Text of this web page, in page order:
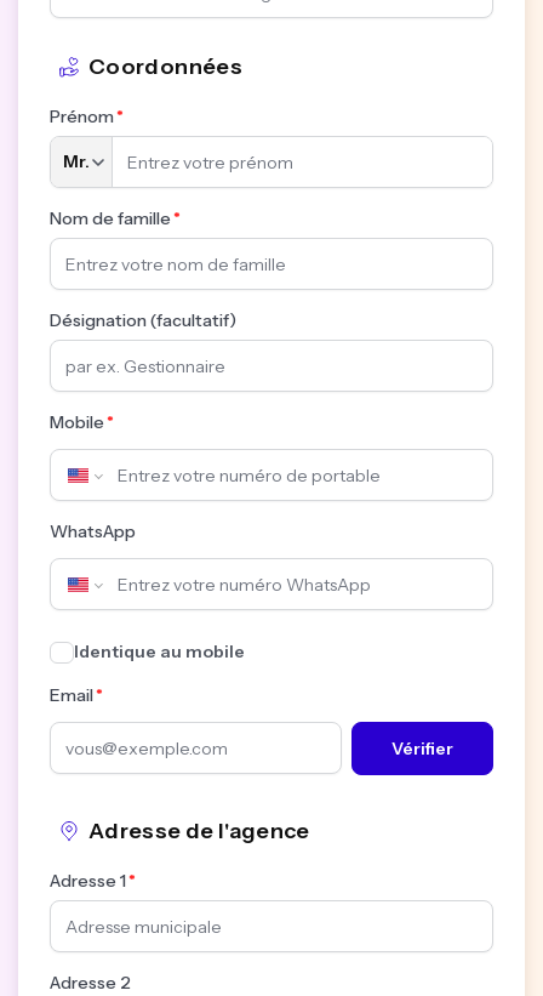
Coordonnées
Prénom
Nom de famille
Désignation (facultatif)
Mobile
WhatsApp
Identique au mobile
Email
Vérifier
Adresse de l'agence
Adresse 1
Adresse 2